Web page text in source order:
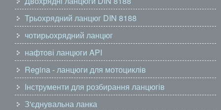
Трьохрядний ланцюг DIN 8188
чотирьохрядний ланцюг
нафтові ланцюги API
Regina - ланцюги для мотоциклів
Інструменти для розбирання ланцюгів
З'єднувальна ланка